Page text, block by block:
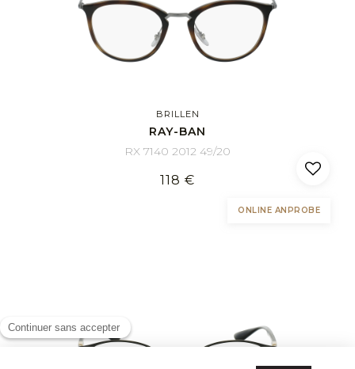
BRILLEN
RAY-BAN
RX 7140 2012 49/20
118 €
ONLINE ANPROBE